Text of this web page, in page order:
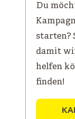
Du
starten?
damit
helfen
finden!